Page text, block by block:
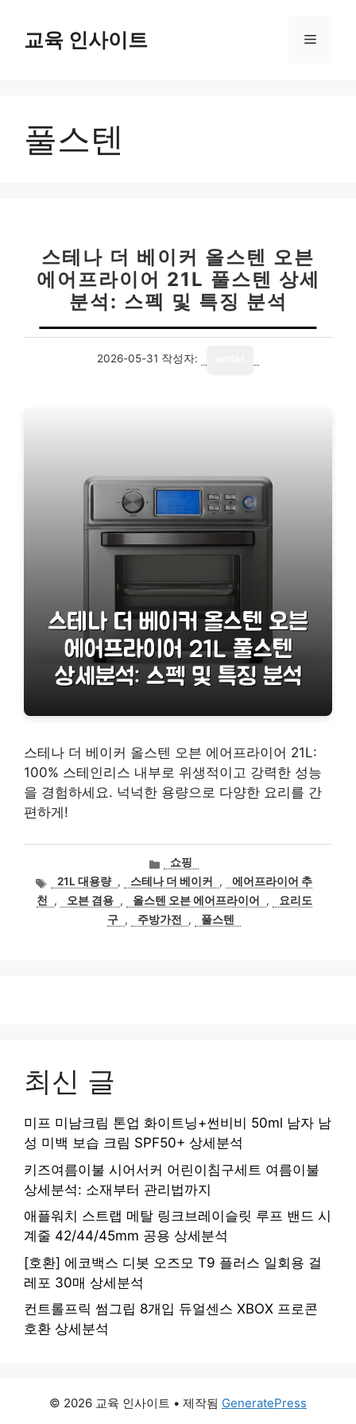
교육 인사이트 메
풀스텐
스테나 더 베이커 올스텐 오븐
에어프라이어 21L 풀스텐 상세
분석: 스펙 및 특징 분석
2026-05-31 작성자:
스테나 더 베이커 올스텐 오븐 에어프라이어 21L:
100% 스테인리스 내부로 위생적이고 강력한 성능
을 경험하세요. 넉넉한 용량으로 다양한 요리를 간
편하게!
카
테
고
리
쇼핑
태21L 대용량 , 스테나 더 베이커 ,
에어프라이어 추
천
, 오븐 겸용 , 올스텐 오븐 에어프라이어 ,
요리도
구 , 주방가전 , 풀스텐
최신 글
미프 미남크림 톤업 화이트닝+썬비비 50ml 남자 남
성 미백 보습 크림 SPF50+ 상세분석
키즈여름이불 시어서커 어린이침구세트 여름이불
상세분석: 소재부터 관리법까지
애플워치 스트랩 메탈 링크브레이슬릿 루프 밴드 시
계줄 42/44/45mm 공용 상세분석
[호환] 에코백스 디봇 오즈모 T9 플러스 일회용 걸
레포 30매 상세분석
컨트롤프릭 썸그립 8개입 듀얼센스 XBOX 프로콘
호환 상세분석
© 2026 교육 인사이트 • 제작됨 GeneratePress